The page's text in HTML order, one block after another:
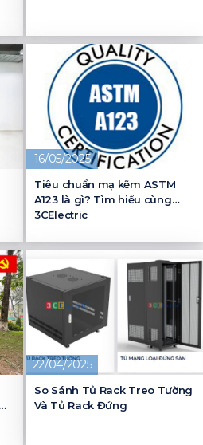
16/05/2025
Tiêu chuẩn mạ kẽm ASTM
A123 là gì? Tìm hiểu cùng
3CElectric
22/04/2025
So Sánh Tủ Rack Treo Tường
Và Tủ Rack Đứng